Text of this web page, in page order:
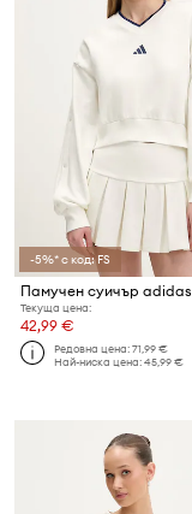
-5%* с код: FS
Памучен суичър adidas
Текуща цена:
42,99 €
Редовна цена:71,99 €
Най-ниска цена:45,99 €